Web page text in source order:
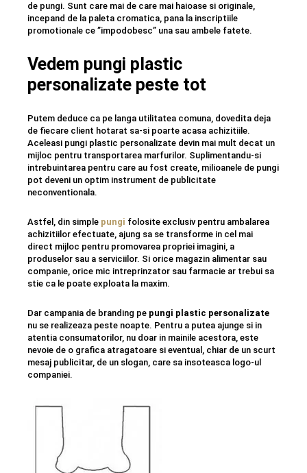
de pungi. Sunt care mai de care mai haioase si originale,
incepand de la paleta cromatica, pana la inscriptiile
promotionale ce ”impodobesc” una sau ambele fatete.
Vedem pungi plastic
personalizate peste tot
Putem deduce ca pe langa utilitatea comuna, dovedita deja
de fiecare client hotarat sa-si poarte acasa achizitiile.
Aceleasi pungi plastic personalizate devin mai mult decat un
mijloc pentru transportarea marfurilor. Suplimentandu-si
intrebuintarea pentru care au fost create, milioanele de pungi
pot deveni un optim instrument de publicitate
neconventionala.
Astfel, din simple pungi folosite exclusiv pentru ambalarea
achizitiilor efectuate, ajung sa se transforme in cel mai
direct mijloc pentru promovarea propriei imagini, a
produselor sau a serviciilor. Si orice magazin alimentar sau
companie, orice mic intreprinzator sau farmacie ar trebui sa
stie ca le poate exploata la maxim.
Dar campania de branding pe pungi plastic personalizate
nu se realizeaza peste noapte. Pentru a putea ajunge si in
atentia consumatorilor, nu doar in mainile acestora, este
nevoie de o grafica atragatoare si eventual, chiar de un scurt
mesaj publicitar, de un slogan, care sa insoteasca logo-ul
companiei.